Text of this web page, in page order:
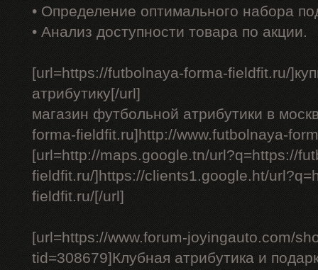
• Определение оптимального набора
• Анализ доступности товара по акции.
[url=https://futbolnaya-forma-fieldfit.ru/
атрибутику[/url]
магазин футбольной атрибутики в
forma-fieldfit.ru]http://www.futbolnaya-
[url=http://maps.google.tn/url?q=https://
fieldfit.ru/]https://clients1.google.ht/
fieldfit.ru/[/url]
[url=https://www.forum-joyingauto.com/
tid=308679]Клубная атрибутика и